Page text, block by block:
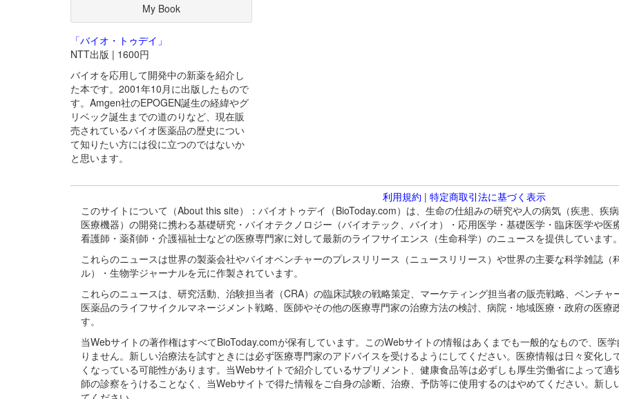
My Book
「バイオ・トゥデイ」
NTT出版 | 1600円
バイオを応用して開発中の新薬を紹介し
た本です。2001年10月に出版したもので
す。Amgen社のEPOGEN誕生の経緯やグ
リベック誕生までの道のりなど、現在販
売されているバイオ医薬品の歴史につい
て知りたい方には役に立つのではないか
と思います。
利用規約 | 特定商取引法に基づく表示
このサイトについて（About this site）：バイオトゥデイ（BioToday.com）は、生命の仕組みの研究や人の病気（疾患、疾
医療機器）の開発に携わる基礎研究・バイオテクノロジー（バイオテック、バイオ）・応用医学・基礎医学・臨床医学や
看護師・薬剤師・介護福祉士などの医療専門家に対して最新のライフサイエンス（生命科学）のニュースを提供しています
これらのニュースは世界の製薬会社やバイオベンチャーのプレスリリース（ニュースリリース）や世界の主要な科学雑誌
ル）・生物学ジャーナルを元に作製されています。
これらのニュースは、研究活動、治験担当者（CRA）の臨床試験の戦略策定、マーケティング担当者の販売戦略、ベンチ
医薬品のライフサイクルマネージメント戦略、医師やその他の医療専門家の治療方法の検討、病院・地域医療・政府の医
す。
当Webサイトの著作権はすべてBioToday.comが保有しています。このWebサイトの情報はあくまでも一般的なもので、医
りません。新しい治療法を試すときには必ず医療専門家のアドバイスを受けるようにしてください。医療情報は日々変化
くなっている可能性があります。当Webサイトで紹介しているサプリメント、健康食品等は必ずしも厚生労働省によって
師の診察をうけることなく、当Webサイトで得た情報をご自身の診断、治療、予防等に使用するのはやめてください。新